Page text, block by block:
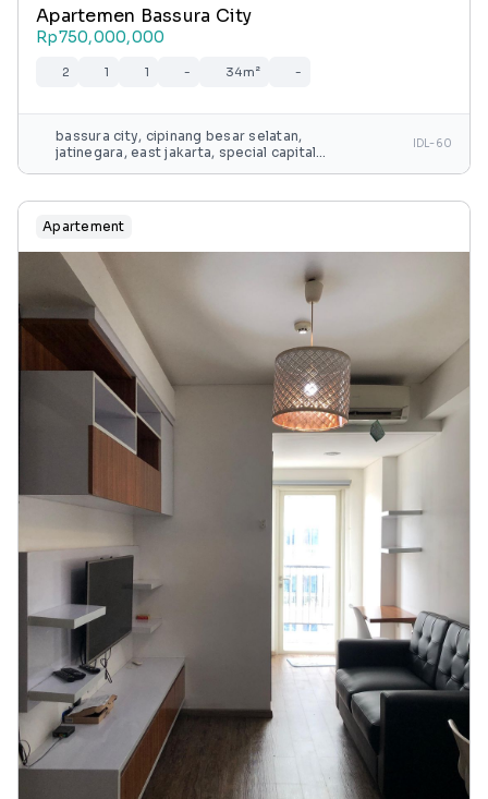
Apartemen Bassura City
Rp750,000,000
2 1 1 - 34m² -
bassura city, cipinang besar selatan,
jatinegara, east jakarta, special capital
IDL-60
Apartement